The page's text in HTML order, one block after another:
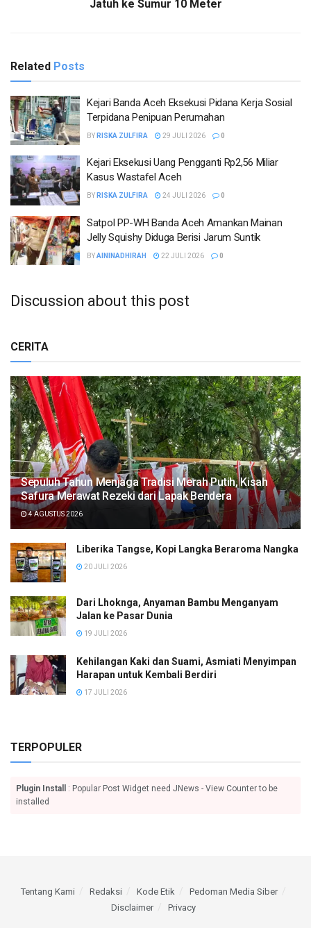
Jatuh ke Sumur 10 Meter
Related Posts
Kejari Banda Aceh Eksekusi Pidana Kerja Sosial
Terpidana Penipuan Perumahan
BY RISKA ZULFIRA 29 JULI 2026 0
Kejari Eksekusi Uang Pengganti Rp2,56 Miliar
Kasus Wastafel Aceh
BY RISKA ZULFIRA 24 JULI 2026 0
Satpol PP-WH Banda Aceh Amankan Mainan
Jelly Squishy Diduga Berisi Jarum Suntik
BYAININADHIRAH 22 JULI 2026 0
Discussion about this post
CERITA
Sepuluh Tahun Menjaga Tradisi Merah Putih, Kisah
Safura Merawat Rezeki dari Lapak Bendera
4 AGUSTUS 2026
Liberika Tangse, Kopi Langka Beraroma Nangka
20 JULI 2026
Dari Lhoknga, Anyaman Bambu Menganyam
Jalan ke Pasar Dunia
19 JULI 2026
Kehilangan Kaki dan Suami, Asmiati Menyimpan
Harapan untuk Kembali Berdiri
17 JULI 2026
TERPOPULER
Plugin Install
: Popular Post Widget need JNews - View Counter to be
installed
Tentang Kami Redaksi Kode Etik
Pedoman Media Siber
Disclaimer
Privacy